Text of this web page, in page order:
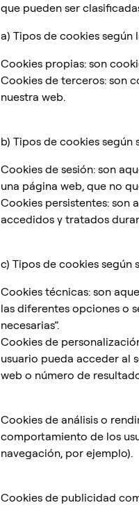
que pueden ser
a) Tipos de cookies según
Cookies propias: son
Cookies de terceros: son
nuestra web.
b) Tipos de cookies
Cookies de sesión: son
una página web, que no
Cookies persistentes: son
accedidos y tratados
c) Tipos de cookies según
Cookies técnicas: son
las diferentes opciones o
necesarias”.
Cookies de
usuario pueda acceder al
web o número de
Cookies de análisis o
comportamiento de los
navegación, por ejemplo).
Cookies de publicidad